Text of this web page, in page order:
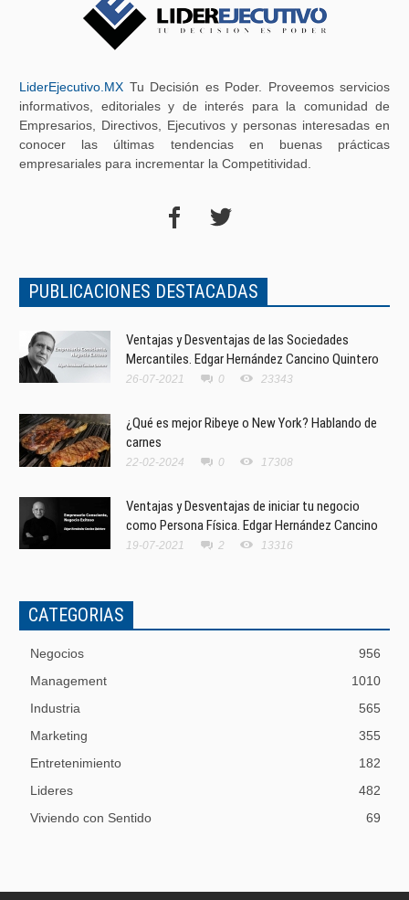
LiderEjecutivo.MX Tu Decisión es Poder. Proveemos servicios
informativos, editoriales y de interés para la comunidad de
Empresarios, Directivos, Ejecutivos y personas interesadas en
conocer las últimas tendencias en buenas prácticas
empresariales para incrementar la Competitividad.
PUBLICACIONES DESTACADAS
Ventajas y Desventajas de las Sociedades
Mercantiles. Edgar Hernández Cancino Quintero
26-07-2021 0 23343
¿Qué es mejor Ribeye o New York? Hablando de
carnes
22-02-2024 0 17308
Ventajas y Desventajas de iniciar tu negocio
como Persona Física. Edgar Hernández Cancino
19-07-2021 2 13316
CATEGORIAS
Negocios
956
Management
1010
Industria
565
Marketing
355
Entretenimiento
182
Lideres
482
Viviendo con Sentido
69